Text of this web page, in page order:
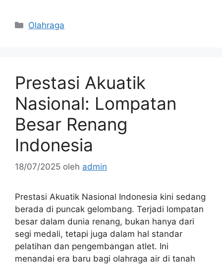
Kategori
Olahraga
Prestasi Akuatik
Nasional: Lompatan
Besar Renang
Indonesia
18/07/2025 oleh admin
Prestasi Akuatik Nasional Indonesia kini sedang
berada di puncak gelombang. Terjadi lompatan
besar dalam dunia renang, bukan hanya dari
segi medali, tetapi juga dalam hal standar
pelatihan dan pengembangan atlet. Ini
menandai era baru bagi olahraga air di tanah